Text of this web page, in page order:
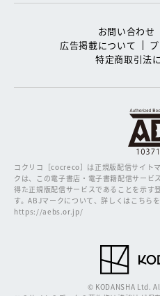
お問い合わせ
広告掲載について
特定商取引法
コクリコ［cocreco］は正規版配信サイト
クは、この電子書店・電子書籍配信サービ
得た正規版配信サービスであることを示
す。ABJマークについて、詳しくはこちら
https://aebs.or.jp/
© KODANSHA Ltd.